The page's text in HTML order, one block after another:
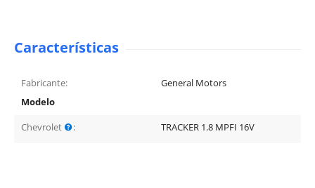
Características
Fabricante:
General Motors
Modelo
Chevrolet
: TRACKER 1.8 MPFI 16V